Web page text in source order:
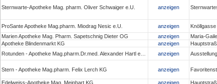
Sternwarte-Apotheke Mag. pharm. Oliver Schwaiger e.U. anzeigen
ProSante Apotheke Mag.pharm. Miodrag Nesic e.U. anzeigen
Marien Apotheke Mag. Pharm. Sapetschnig Dieter OG
anzeigen
Maria-
Apotheke Blindenmarkt KG
anzeigen
anzeigen
Stern - Apotheke Mag.pharm. Felix Lerch KG anzeigen
Edelweiss-Apotheke Mag. Meinhart KG anzeigen